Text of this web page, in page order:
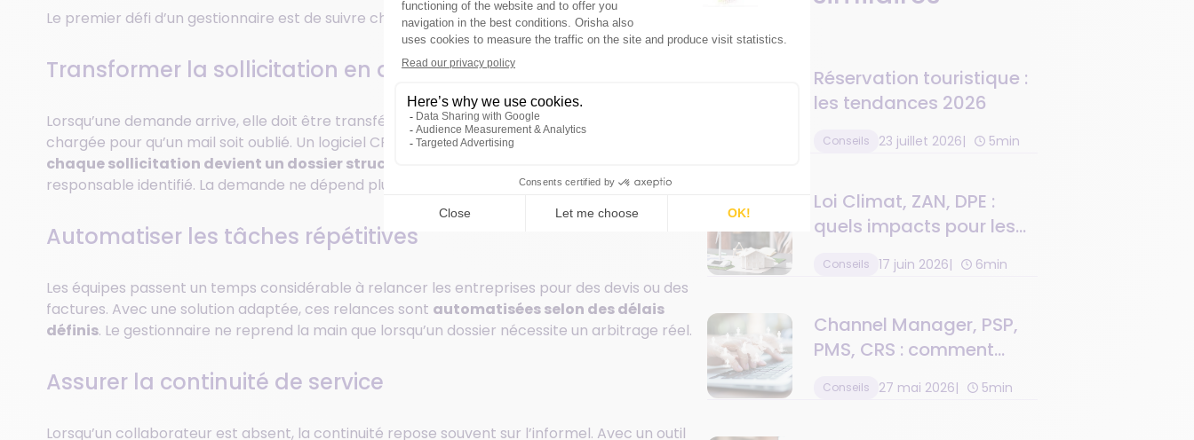
Le premier défi d’un gestionnaire est de suivre chaque dossier sans perdre le fil.
Transformer la sollicitation en dossier structuré
Lorsqu’une demande arrive, elle doit être transférée, suivie, puis clôturée. Il suffit d’une journée
chargée pour qu’un mail soit oublié. Un logiciel CRM apporte une transformation essentielle :
chaque sollicitation devient un dossier structuré
responsable identifié. La demande ne dépend plus de la mémoire du gestionnaire.
Automatiser les tâches répétitives
Les équipes passent un temps considérable à relancer les entreprises pour des devis ou des
factures. Avec une solution adaptée, ces relances sont automatisées selon des délais
définis. Le gestionnaire ne reprend la main que lorsqu’un dossier nécessite un arbitrage réel.
Assurer la continuité de service
Lorsqu’un collaborateur est absent, la continuité repose souvent sur l’informel. Avec un outil
Réservation touristique :
les tendances 2026
Conseils 23 juillet 2026 5min
Loi Climat, ZAN, DPE :
quels impacts pour les
Conseils 17 juin 2026 6min
Channel Manager, PSP,
PMS, CRS : comment
chaîne de valeur
Conseils 27 mai 2026 5min